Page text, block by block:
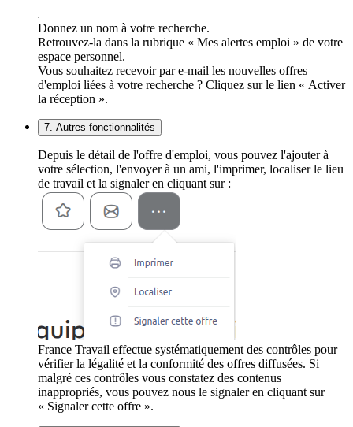
Donnez un nom à votre recherche.
Retrouvez-la dans la rubrique « Mes alertes emploi » de votre
espace personnel.
Vous souhaitez recevoir par e-mail les nouvelles offres
d'emploi liées à votre recherche ? Cliquez sur le lien « Activer
la réception ».
7. Autres fonctionnalités
Depuis le détail de l'offre d'emploi, vous pouvez l'ajouter à
votre sélection, l'envoyer à un ami, l'imprimer, localiser le lieu
de travail et la signaler en cliquant sur :
France Travail effectue systématiquement des contrôles pour
vérifier la légalité et la conformité des offres diffusées. Si
malgré ces contrôles vous constatez des contenus
inappropriés, vous pouvez nous le signaler en cliquant sur
« Signaler cette offre ».